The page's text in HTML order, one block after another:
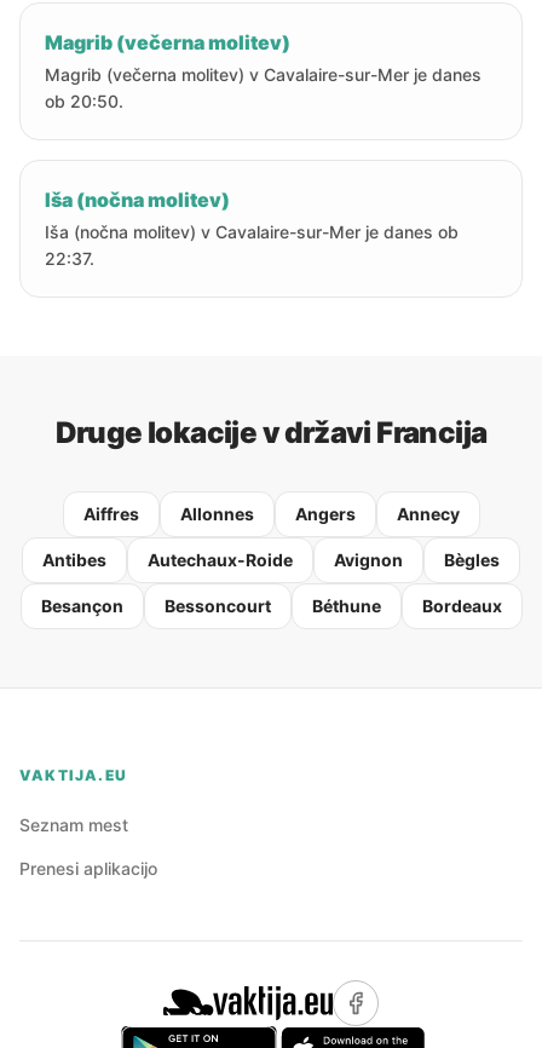
Magrib (večerna molitev)
Magrib (večerna molitev) v Cavalaire-sur-Mer je danes
ob 20:50.
Iša (nočna molitev)
Iša (nočna molitev) v Cavalaire-sur-Mer je danes ob
22:37.
Druge lokacije v državi Francija
Aiffres Allonnes Angers Annecy
Antibes Autechaux-Roide Avignon Bègles
Besançon Bessoncourt Béthune Bordeaux
VAKTIJA.EU
Seznam mest
Prenesi aplikacijo